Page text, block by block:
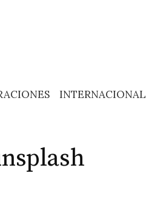
INTERNACIONAL